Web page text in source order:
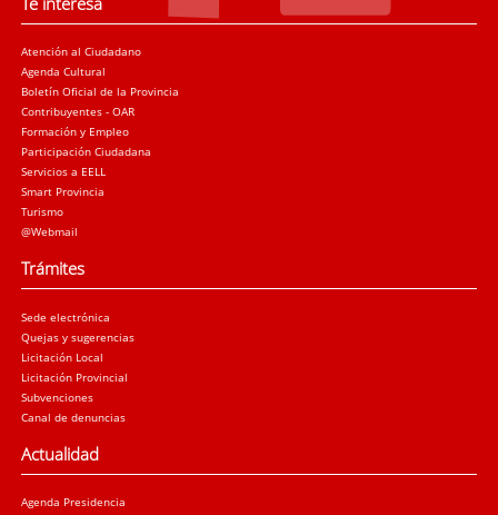
Atención al Ciudadano
Agenda Cultural
Boletín Oficial de la Provincia
Contribuyentes - OAR
Formación y Empleo
Participación Ciudadana
Servicios a EELL
Smart Provincia
Turismo
@Webmail
Trámites
Sede electrónica
Quejas y sugerencias
Licitación Local
Licitación Provincial
Subvenciones
Canal de denuncias
Actualidad
Agenda Presidencia